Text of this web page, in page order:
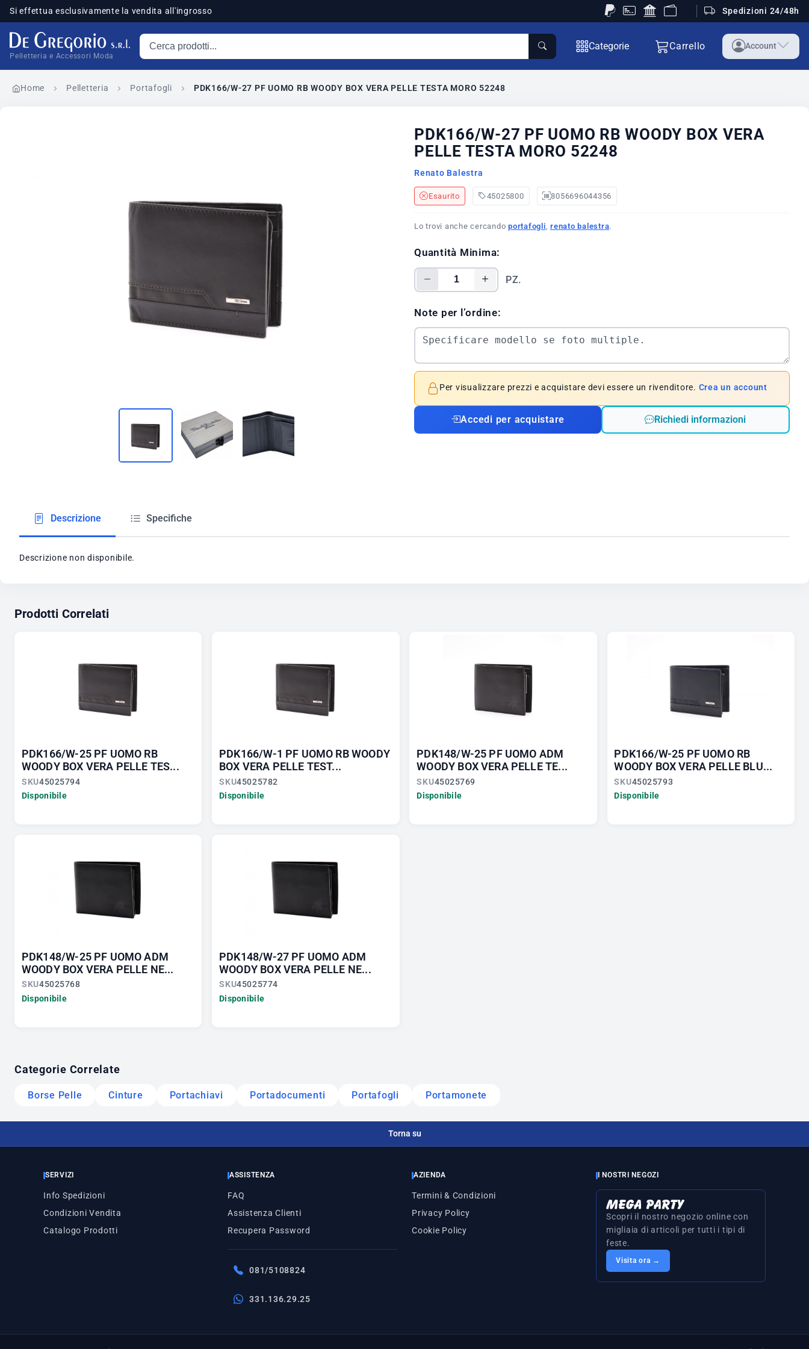
Si effettua esclusivamente la vendita all'ingrosso Spedizioni 24/48h
Pelletteria e Accessori Moda
Cerca prodotti
Categorie Carrello Account
Home Pelletteria Portafogli PDK166/W-27 PF UOMO RB WOODY BOX VERA PELLE TESTA MORO 52248
PDK166/W-27 PF UOMO RB WOODY BOX VERA
PELLE TESTA MORO 52248
Renato Balestra
Esaurito 45025800 8056696044356
Lo trovi anche cercando portafogli renato balestra.
Quantità Minima:
PZ.
Note per l’ordine:
Per visualizzare prezzi e acquistare devi essere un rivenditore. Crea un account
Accedi per acquistare Richiedi informazioni
Descrizione Specifiche
Descrizione non disponibile.
Prodotti Correlati
PDK166/W-25 PF UOMO RB
WOODY BOX VERA PELLE TES...
SKU45025794
Disponibile
PDK166/W-1 PF UOMO RB WOODY
BOX VERA PELLE TEST...
SKU45025782
Disponibile
PDK148/W-25 PF UOMO ADM
WOODY BOX VERA PELLE TE...
SKU45025769
Disponibile
PDK166/W-25 PF UOMO RB
WOODY BOX VERA PELLE BLU...
SKU45025793
Disponibile
PDK148/W-25 PF UOMO ADM
WOODY BOX VERA PELLE NE...
SKU45025768
Disponibile
PDK148/W-27 PF UOMO ADM
WOODY BOX VERA PELLE NE...
SKU45025774
Disponibile
Categorie Correlate
Borse Pelle Cinture Portachiavi Portadocumenti Portafogli Portamonete
Torna su
SERVIZI
Info Spedizioni
Condizioni Vendita
Catalogo Prodotti
ASSISTENZA
FAQ
Assistenza Clienti
Recupera Password
081/5108824
331.136.29.25
AZIENDA
Termini & Condizioni
Privacy Policy
Cookie Policy
I NOSTRI NEGOZI
Scopri il nostro negozio online con
migliaia di articoli per tutti i tipi di
feste.
Visita ora →